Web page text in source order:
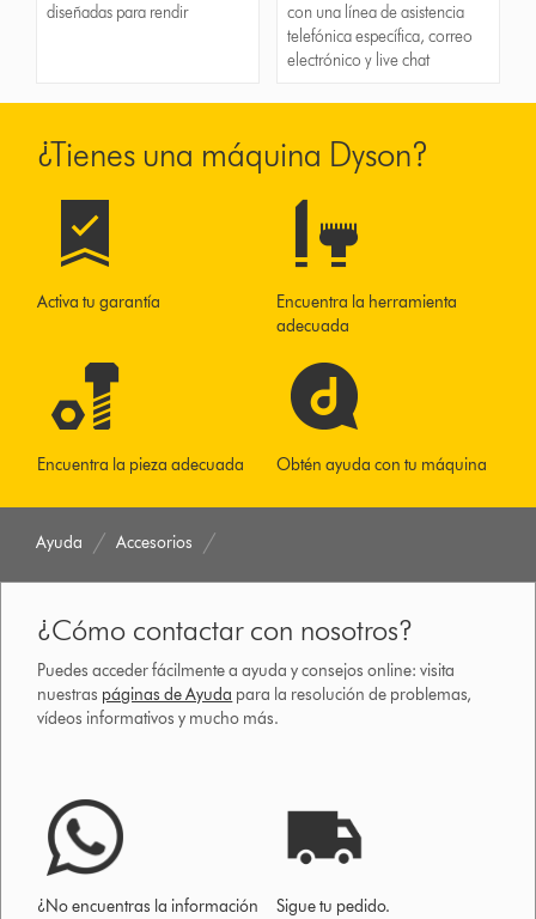
diseñadas para rendir
con una línea de asistencia
telefónica específica, correo
electrónico y live chat
¿Tienes una máquina Dyson?
Activa tu garantía
Encuentra la herramienta
adecuada
Encuentra la pieza adecuada Obtén ayuda con tu máquina
Ayuda Accesorios
¿Cómo contactar con nosotros?
Puedes acceder fácilmente a ayuda y consejos online: visita
nuestras páginas de Ayuda para la resolución de problemas,
vídeos informativos y mucho más.
¿No encuentras la información
Sigue tu pedido.